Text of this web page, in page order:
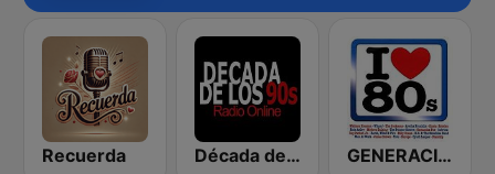
Recuerda Década de los 90s GENERACION 80s 90s Neltume Chile